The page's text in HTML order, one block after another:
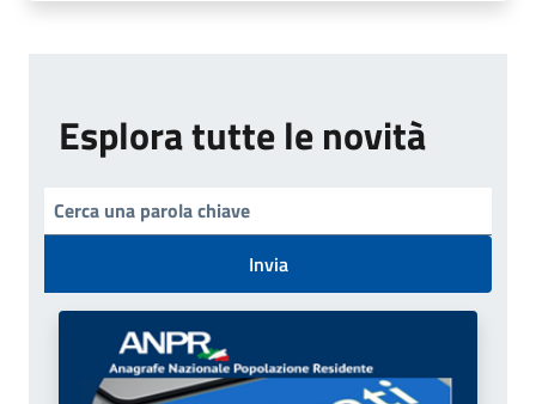
Esplora tutte le novità
Invia